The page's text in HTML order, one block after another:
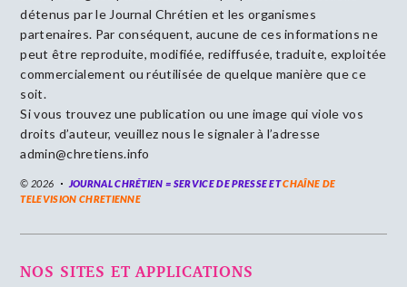
détenus par le Journal Chrétien et les organismes
partenaires. Par conséquent, aucune de ces informations ne
peut être reproduite, modifiée, rediffusée, traduite, exploitée
commercialement ou réutilisée de quelque manière que ce
soit.
Si vous trouvez une publication ou une image qui viole vos
droits d’auteur, veuillez nous le signaler à l’adresse
admin@chretiens.info
© 2026 JOURNAL CHRÉTIEN = SERVICE DE PRESSE ETCHAÎNE DE
TELEVISION CHRETIENNE
NOS SITES ET APPLICATIONS